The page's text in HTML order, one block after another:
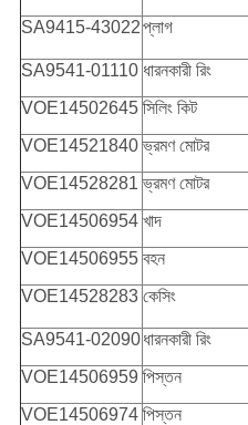
SA9415-43022প্লাগ
SA9541-01110 ধারনকারী রিং
VOE14502645 সিলিং কিট
VOE14521840 ভ্রমণ মোটর
VOE14528281 ভ্রমণ মোটর
VOE14506954 খাদ
VOE14506955 বহন
VOE14528283 কেসিং
SA9541-02090ধারনকারী রিং
VOE14506959 পিস্তন
VOE14506974 পিস্তন